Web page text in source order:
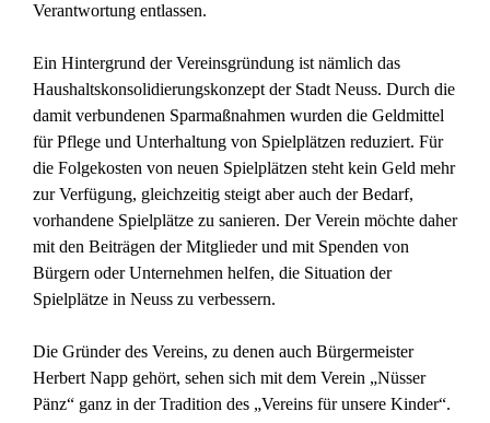
Verantwortung entlassen.
Ein Hintergrund der Vereinsgründung ist nämlich das
Haushaltskonsolidierungskonzept der Stadt Neuss. Durch die
damit verbundenen Sparmaßnahmen wurden die Geldmittel
für Pflege und Unterhaltung von Spielplätzen reduziert. Für
die Folgekosten von neuen Spielplätzen steht kein Geld mehr
zur Verfügung, gleichzeitig steigt aber auch der Bedarf,
vorhandene Spielplätze zu sanieren. Der Verein möchte daher
mit den Beiträgen der Mitglieder und mit Spenden von
Bürgern oder Unternehmen helfen, die Situation der
Spielplätze in Neuss zu verbessern.
Die Gründer des Vereins, zu denen auch Bürgermeister
Herbert Napp gehört, sehen sich mit dem Verein „Nüsser
Pänz“ ganz in der Tradition des „Vereins für unsere Kinder“.